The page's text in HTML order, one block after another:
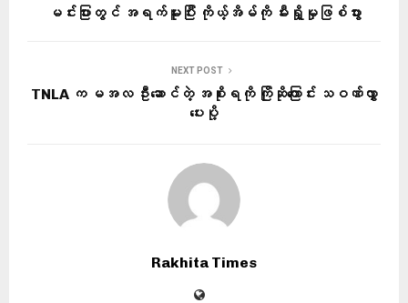
မင်းပြားတွင် အရက်မူးပြီး ကိုယ့်အိမ်ကို မီးရှို့မှုဖြစ်ပွား
NEXT POST
TNLA က မအလ ဦးဆောင်တဲ့ အစိုးရကို ကြိုဆိုကြောင်း သဝဏ်လွှာ
ပေးပို့
Rakhita Times